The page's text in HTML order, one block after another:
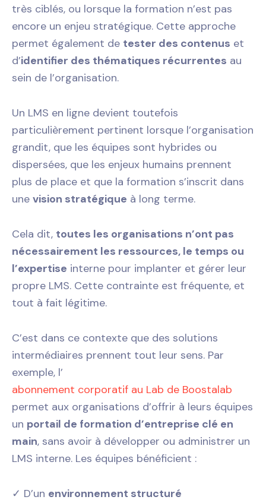
très ciblés, ou lorsque la formation n’est pas
encore un enjeu stratégique. Cette approche
permet également de tester des contenus et
d’identifier des thématiques récurrentes au
sein de l’organisation.
Un LMS en ligne devient toutefois
particulièrement pertinent lorsque l’organisation
grandit, que les équipes sont hybrides ou
dispersées, que les enjeux humains prennent
plus de place et que la formation s’inscrit dans
une vision stratégique à long terme.
Cela dit, toutes les organisations n’ont pas
nécessairement les ressources, le temps ou
l’expertise interne pour implanter et gérer leur
propre LMS. Cette contrainte est fréquente, et
tout à fait légitime.
C’est dans ce contexte que des solutions
intermédiaires prennent tout leur sens. Par
exemple, l’
abonnement corporatif au Lab de Boostalab
permet aux organisations d’offrir à leurs équipes
un portail de formation d’entreprise clé en
main, sans avoir à développer ou administrer un
LMS interne. Les équipes bénéficient :
✓ D’un environnement structuré